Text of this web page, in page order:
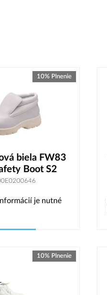
10% Plnenie
biela FW83
Boot S2
je nutné
10% Plnenie